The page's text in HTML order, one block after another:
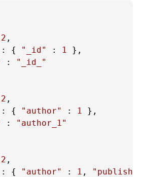
2 ,
: { "_id" : 1 },
:
"_id_"
2 ,
: { "author" : 1 },
:
"author_1"
2 ,
: { "author" : 1 ,